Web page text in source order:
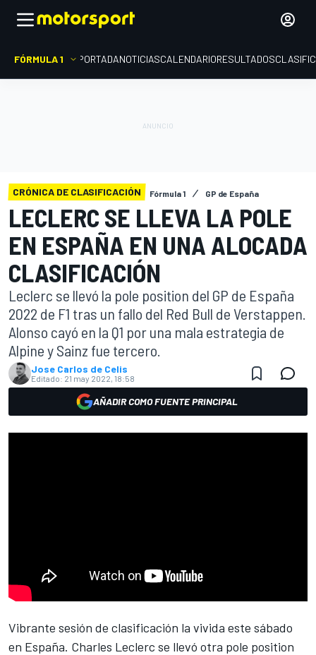
FÓRMULA 1 PORTADANOTICIASCALENDARIORESULTADOS
CRÓNICA DE CLASIFICACIÓN Fórmula 1 GP de España
LECLERC SE LLEVA LA POLE
EN ESPAÑA EN UNA ALOCADA
CLASIFICACIÓN
Leclerc se llevó la pole position del GP de España
2022 de F1 tras un fallo del Red Bull de Verstappen.
Alonso cayó en la Q1 por una mala estrategia de
Alpine y Sainz fue tercero.
Jose Carlos de Celis
Editado: 21 may 2022, 18:58
AÑADIR COMO FUENTE PRINCIPAL
Vibrante sesión de clasificación la vivida este sábado
en España. Charles Leclerc se llevó otra pole position